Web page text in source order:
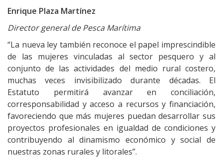
Enrique Plaza Martínez
Director general de Pesca Marítima
“La nueva ley también reconoce el papel imprescindible
de las mujeres vinculadas al sector pesquero y al
conjunto de las actividades del medio rural costero,
muchas veces invisibilizado durante décadas. El
Estatuto permitirá avanzar en conciliación,
corresponsabilidad y acceso a recursos y financiación,
favoreciendo que más mujeres puedan desarrollar sus
proyectos profesionales en igualdad de condiciones y
contribuyendo al dinamismo económico y social de
nuestras zonas rurales y litorales”.